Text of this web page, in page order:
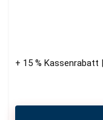
+ 15 % Kassenrabatt